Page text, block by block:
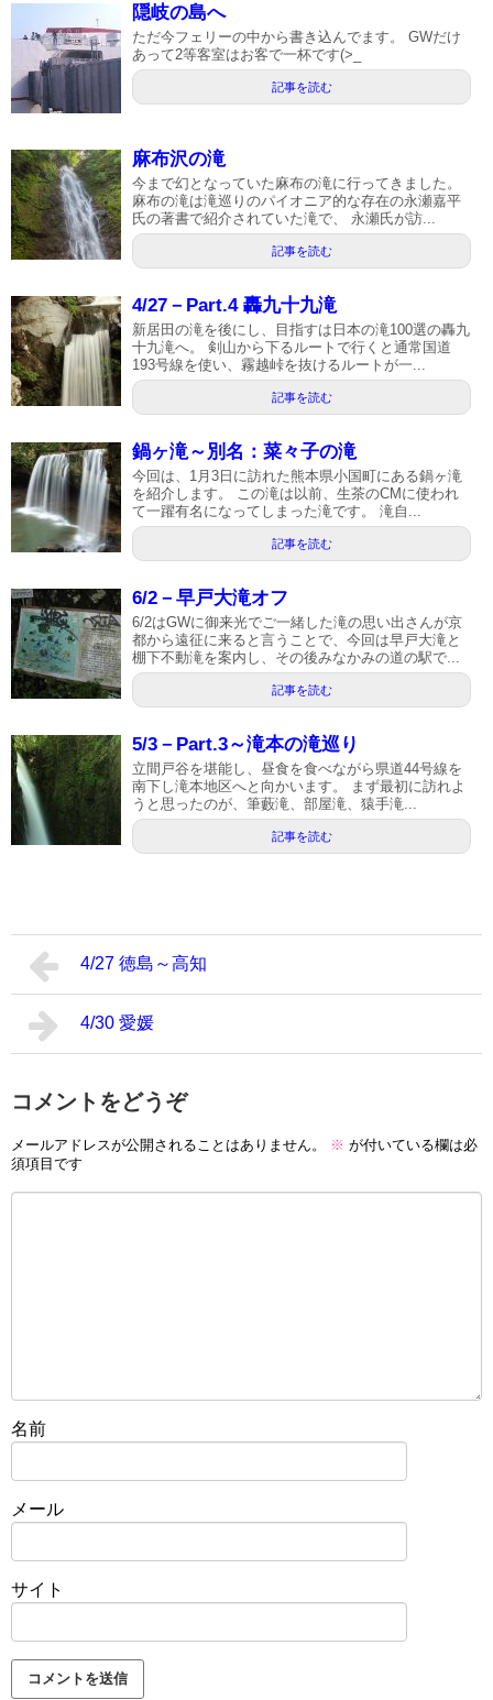
隠岐の島へ
ただ今フェリーの中から書き込んでます。 GWだけ
あって2等客室はお客で一杯です(>_
記事を読む
麻布沢の滝
今まで幻となっていた麻布の滝に行ってきました。
麻布の滝は滝巡りのパイオニア的な存在の永瀬嘉平
氏の著書で紹介されていた滝で、 永瀬氏が訪...
記事を読む
4/27－Part.4 轟九十九滝
新居田の滝を後にし、目指すは日本の滝100選の轟九
十九滝へ。 剣山から下るルートで行くと通常国道
193号線を使い、霧越峠を抜けるルートが一...
記事を読む
鍋ヶ滝～別名：菜々子の滝
今回は、1月3日に訪れた熊本県小国町にある鍋ヶ滝
を紹介します。 この滝は以前、生茶のCMに使われ
て一躍有名になってしまった滝です。 滝自...
記事を読む
6/2－早戸大滝オフ
6/2はGWに御来光でご一緒した滝の思い出さんが京
都から遠征に来ると言うことで、今回は早戸大滝と
棚下不動滝を案内し、その後みなかみの道の駅で...
記事を読む
5/3－Part.3～滝本の滝巡り
立間戸谷を堪能し、昼食を食べながら県道44号線を
南下し滝本地区へと向かいます。 まず最初に訪れよ
うと思ったのが、筆藪滝、部屋滝、猿手滝...
記事を読む
4/27 徳島～高知
4/30 愛媛
コメントをどうぞ
メールアドレスが公開されることはありません。 ※ が付いている欄は必
須項目です
名前
メール
サイト